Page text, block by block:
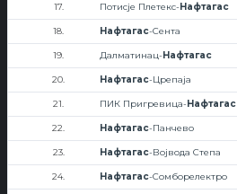
17. Потисје Плетекс-Нафтагас
18. Нафтагас-Сента
19. Далматинац-Нафтагас
20. Нафтагас-Црепаја
21. ПИК Пригревица-Нафтагас
22. Нафтагас-Панчево
23. Нафтагас-Војвода Степа
24. Нафтагас-Сомборелектро